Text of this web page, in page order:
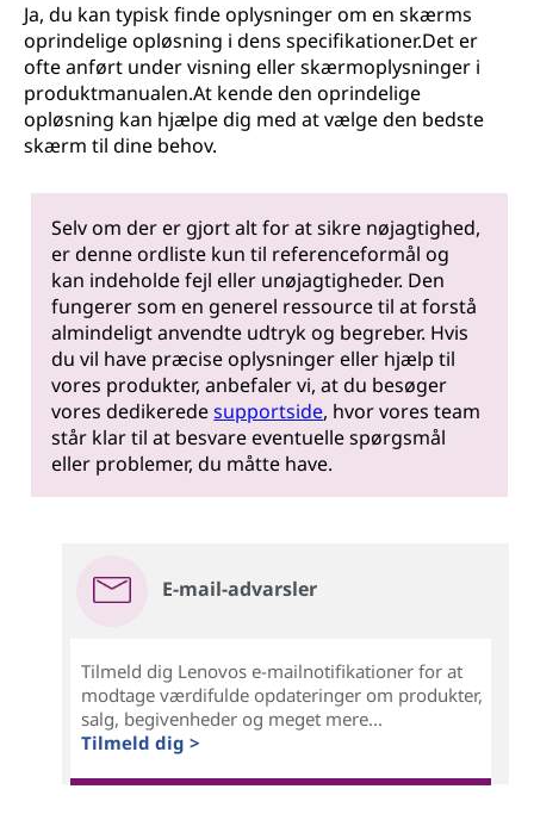
Ja, du kan typisk finde oplysninger om en skærms
oprindelige opløsning i dens specifikationer.Det er
ofte anført under visning eller skærmoplysninger i
produktmanualen.At kende den oprindelige
opløsning kan hjælpe dig med at vælge den bedste
skærm til dine behov.
Selv om der er gjort alt for at sikre nøjagtighed,
er denne ordliste kun til referenceformål og
kan indeholde fejl eller unøjagtigheder. Den
fungerer som en generel ressource til at forstå
almindeligt anvendte udtryk og begreber. Hvis
du vil have præcise oplysninger eller hjælp til
vores produkter, anbefaler vi, at du besøger
vores dedikeredesupportside, hvor vores team
står klar til at besvare eventuelle spørgsmål
eller problemer, du måtte have.
E-mail-advarsler
Tilmeld dig Lenovos e-mailnotifikationer for at
modtage værdifulde opdateringer om produkter,
salg, begivenheder og meget mere...
Tilmeld dig >